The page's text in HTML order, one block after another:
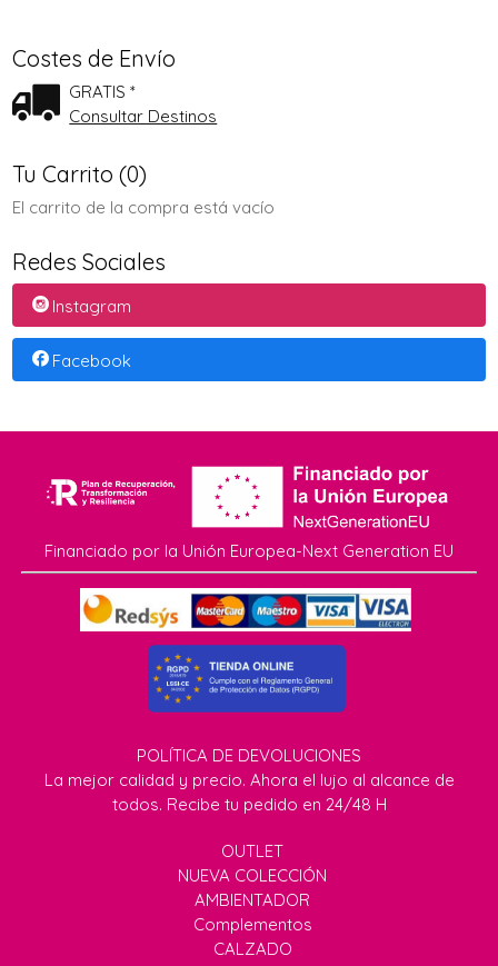
Costes de Envío
GRATIS *
Consultar Destinos
Tu Carrito (0)
El carrito de la compra está vacío
Redes Sociales
Instagram
Facebook
Financiado por la Unión Europea-Next Generation EU
POLÍTICA DE DEVOLUCIONES
La mejor calidad y precio. Ahora el lujo al alcance de
todos. Recibe tu pedido en 24/48 H
OUTLET
NUEVA COLECCIÓN
AMBIENTADOR
Complementos
CALZADO